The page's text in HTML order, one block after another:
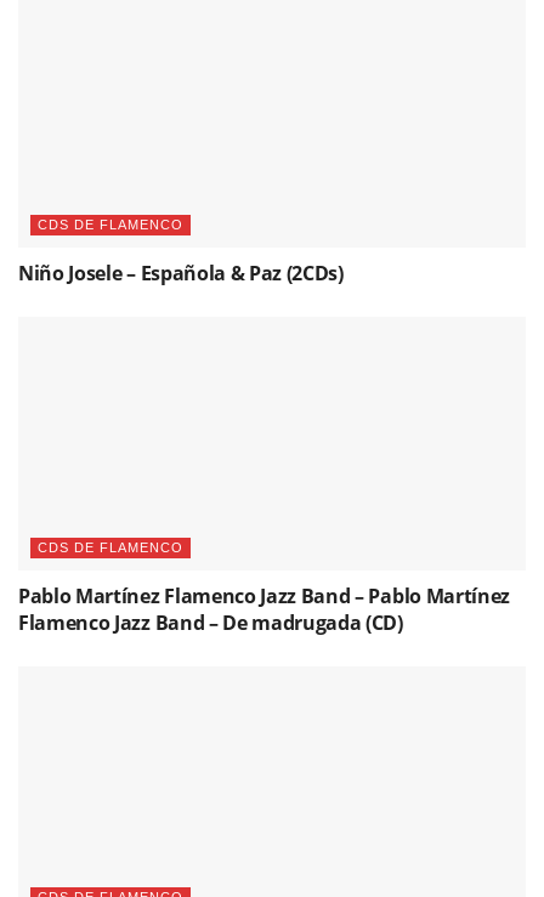
CDS DE FLAMENCO
Niño Josele – Española & Paz (2CDs)
CDS DE FLAMENCO
Pablo Martínez Flamenco Jazz Band – Pablo Martínez
Flamenco Jazz Band – De madrugada (CD)